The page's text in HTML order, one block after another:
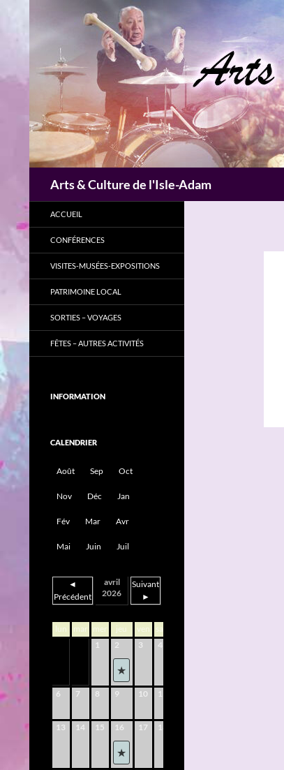
Arts & Culture de l'Isle-Adam
ACCUEIL
CONFÉRENCES
VISITES-MUSÉES-EXPOSITIONS
PATRIMOINE LOCAL
SORTIES – VOYAGES
FÊTES – AUTRES ACTIVITÉS
INFORMATION
CALENDRIER
Août Sep Oct
Nov Déc Jan
Fév Mar Avr
Mai Juin Juil
◄
Précédent
avril
2026
Suivant
►
lun mar mer jeu ven sam
1
2 3 4
6 7 8 9 10 11
13 14 15 16 17 18